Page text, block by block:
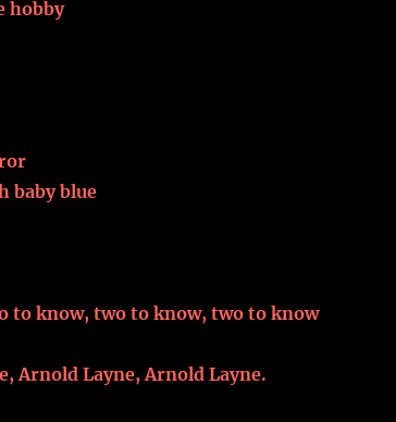
hobby
baby blue
to know, two to know, two to know
Arnold Layne, Arnold Layne.